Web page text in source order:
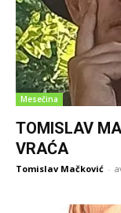
Mesečina
TOMISLAV
VRAĆA
Tomislav Mačković -